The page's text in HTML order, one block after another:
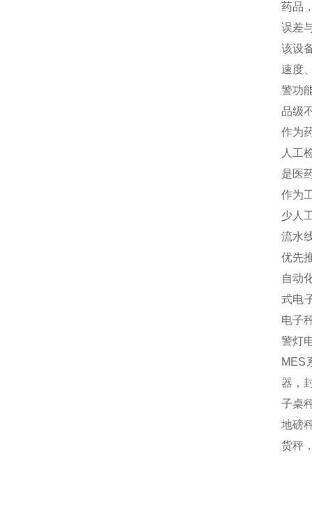
药品
误差
该设
速度
警功
品级
作为
人工
是医
作为
少人
流水
优先
自动
式电
电子
警灯
MES
器，
子桌
地磅
货秤